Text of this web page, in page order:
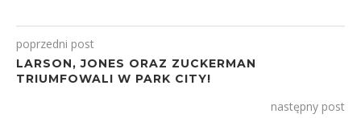
poprzedni post
LARSON, JONES ORAZ ZUCKERMAN
TRIUMFOWALI W PARK CITY!
następny post